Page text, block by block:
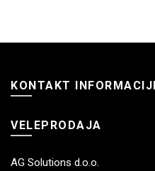
KONTAKT
VELEPRODAJA
AG Solutions d.o.o.